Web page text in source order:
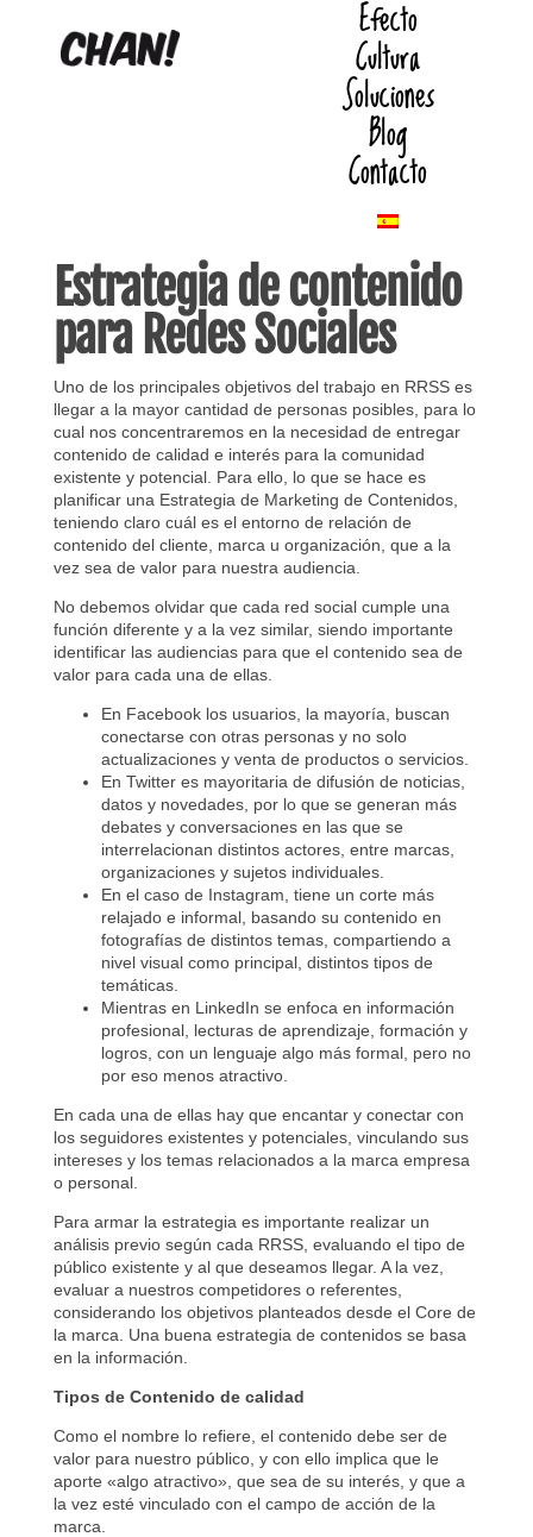
Efecto
Cultura
Soluciones
Blog
Contacto
Estrategia de contenido
para Redes Sociales
Uno de los principales objetivos del trabajo en RRSS es
llegar a la mayor cantidad de personas posibles, para lo
cual nos concentraremos en la necesidad de entregar
contenido de calidad e interés para la comunidad
existente y potencial. Para ello, lo que se hace es
planificar una Estrategia de Marketing de Contenidos,
teniendo claro cuál es el entorno de relación de
contenido del cliente, marca u organización, que a la
vez sea de valor para nuestra audiencia.
No debemos olvidar que cada red social cumple una
función diferente y a la vez similar, siendo importante
identificar las audiencias para que el contenido sea de
valor para cada una de ellas.
En Facebook los usuarios, la mayoría, buscan
conectarse con otras personas y no solo
actualizaciones y venta de productos o servicios.
En Twitter es mayoritaria de difusión de noticias,
datos y novedades, por lo que se generan más
debates y conversaciones en las que se
interrelacionan distintos actores, entre marcas,
organizaciones y sujetos individuales.
En el caso de Instagram, tiene un corte más
relajado e informal, basando su contenido en
fotografías de distintos temas, compartiendo a
nivel visual como principal, distintos tipos de
temáticas.
Mientras en LinkedIn se enfoca en información
profesional, lecturas de aprendizaje, formación y
logros, con un lenguaje algo más formal, pero no
por eso menos atractivo.
En cada una de ellas hay que encantar y conectar con
los seguidores existentes y potenciales, vinculando sus
intereses y los temas relacionados a la marca empresa
o personal.
Para armar la estrategia es importante realizar un
análisis previo según cada RRSS, evaluando el tipo de
público existente y al que deseamos llegar. A la vez,
evaluar a nuestros competidores o referentes,
considerando los objetivos planteados desde el Core de
la marca. Una buena estrategia de contenidos se basa
en la información.
Tipos de Contenido de calidad
Como el nombre lo refiere, el contenido debe ser de
valor para nuestro público, y con ello implica que le
aporte «algo atractivo», que sea de su interés, y que a
la vez esté vinculado con el campo de acción de la
marca.